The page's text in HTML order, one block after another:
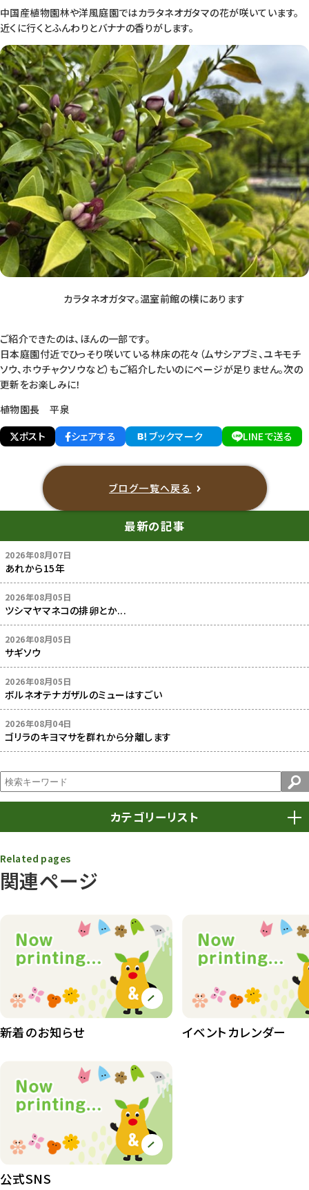
中国産植物園林や洋風庭園ではカラタネオガタマの花が咲いています。
近くに行くとふんわりとバナナの香りがします。
カラタネオガタマ。温室前館の横にあります
ご紹介できたのは、ほんの一部です。
日本庭園付近でひっそり咲いている林床の花々（ムサシアブミ、ユキモチ
ソウ、ホウチャクソウなど）もご紹介したいのにページが足りません。次の
更新をお楽しみに！
植物園長 平泉
ポスト
シェアする ブックマーク LINEで送る
ブログ一覧へ戻る
最新の記事
2026年08月07日
あれから15年
2026年08月05日
ツシマヤマネコの排卵とか...
2026年08月05日
サギソウ
2026年08月05日
ボルネオテナガザルのミューはすごい
2026年08月04日
ゴリラのキヨマサを群れから分離します
カテゴリーリスト
動物園
動物園その他 117
植物園 510
植物たち 407
植物園長の庭
桜情報
紅葉情報
ズーボ
イベント
関連ページ
Related pages
新着のお知らせ イベントカレンダー
公式SNS